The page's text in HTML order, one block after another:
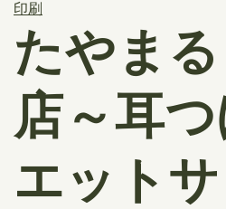
印刷
たやま
店～耳
エット